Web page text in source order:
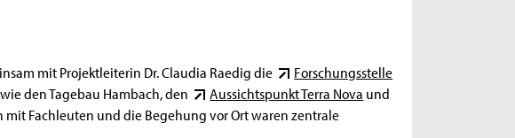
mit Projektleiterin Dr. Claudia Raedig die
Forschungsstelle
den Tagebau Hambach, den Aussichtspunkt Terra Nova und
mit Fachleuten und die Begehung vor Ort waren zentrale